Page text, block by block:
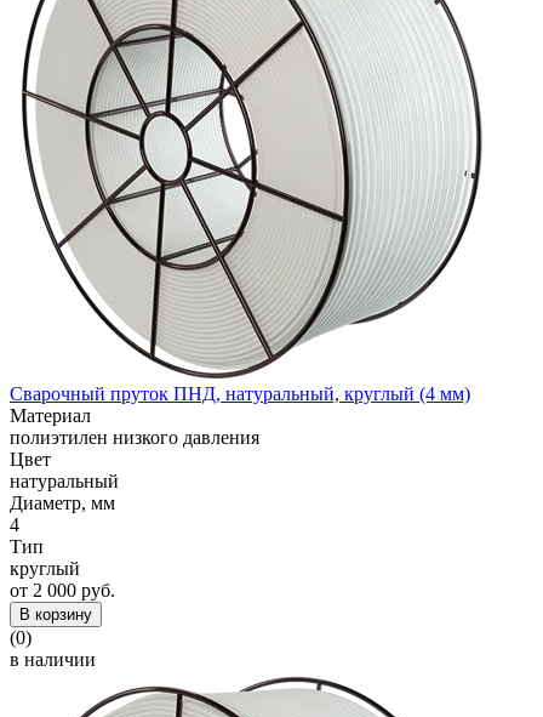
Сварочный пруток ПНД, натуральный, круглый (4 мм)
Материал
полиэтилен низкого давления
Цвет
натуральный
Диаметр, мм
4
Тип
круглый
от 2 000 руб.
В корзину
(0)
в наличии